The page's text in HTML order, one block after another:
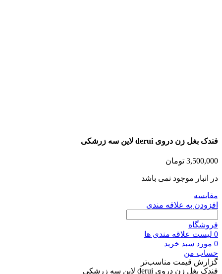
فندک بغل زن دروی derui لاین سه زرشکی
3,500,000 تومان
در انبار موجود نمی باشد
مقايسه
افزودن به علاقه مندی
فروشگاه
0 لیست علاقه مندی ها
0 مورد سبد خرید
حساب من
گزارش قیمت مناسب‌تر
فندک بغل زن دروی derui لاین سه زرشکی